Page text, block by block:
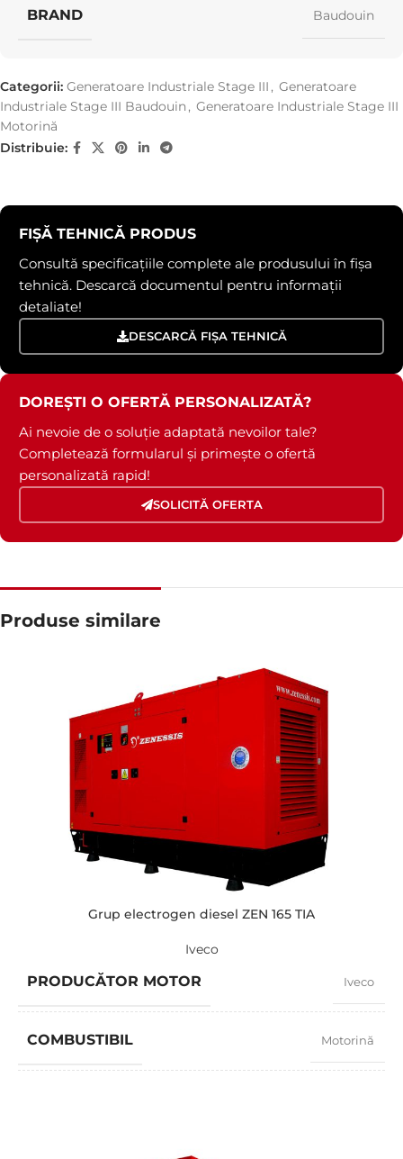
BRAND Baudouin
Categorii: Generatoare Industriale Stage III , Generatoare
Industriale Stage III Baudouin , Generatoare Industriale Stage III
Motorină
Distribuie:
FIȘĂ TEHNICĂ PRODUS
Consultă specificațiile complete ale produsului în fișa
tehnică. Descarcă documentul pentru informații
detaliate!
DESCARCĂ FIȘA TEHNICĂ
DOREȘTI O OFERTĂ PERSONALIZATĂ?
Ai nevoie de o soluție adaptată nevoilor tale?
Completează formularul și primește o ofertă
personalizată rapid!
SOLICITĂ OFERTA
Produse similare
Grup electrogen diesel ZEN 165 TIA
Iveco
PRODUCĂTOR MOTOR Iveco
COMBUSTIBIL Motorină